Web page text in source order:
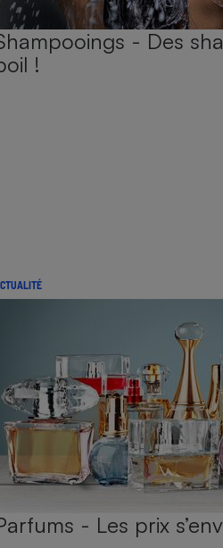
- Des
!
- Les prix